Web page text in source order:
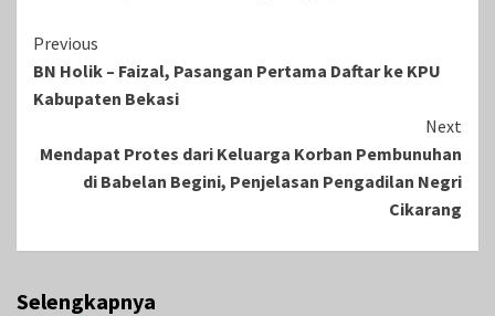
Continue
Reading
Previous
BN Holik – Faizal, Pasangan Pertama Daftar ke KPU
Kabupaten Bekasi
Next
Mendapat Protes dari Keluarga Korban Pembunuhan
di Babelan Begini, Penjelasan Pengadilan Negri
Cikarang
Selengkapnya